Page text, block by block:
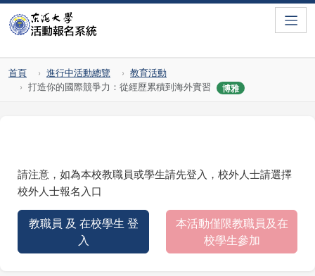
首頁 進行中活動總覽
教育活動
打造你的國際競爭力：從經歷累積到海外實習
博雅
請注意，如為本校教職員或學生請先登入，校外人士請選擇
校外人士報名入口
教職員 及 在校學生 登
入
本活動僅限教職員及在
校學生參加